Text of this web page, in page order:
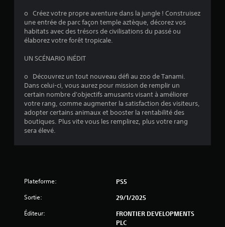
u
(
4
5
a
o Créez votre propre aventure dans la jungle ! Construisez
une entrée de parc façon temple aztèque, décorez vos
habitats avec des trésors de civilisations du passé ou
élaborez votre forêt tropicale.
UN SCÉNARIO INÉDIT
o Découvrez un tout nouveau défi au zoo de Tanami.
Dans celui-ci, vous aurez pour mission de remplir un
certain nombre d'objectifs amusants visant à améliorer
votre rang, comme augmenter la satisfaction des visiteurs,
adopter certains animaux et booster la rentabilité des
boutiques. Plus vite vous les remplirez, plus votre rang
sera élevé.
Plateforme: PS5
Sortie: 29/1/2025
Éditeur:
FRONTIER DEVELOPMENTS
PLC